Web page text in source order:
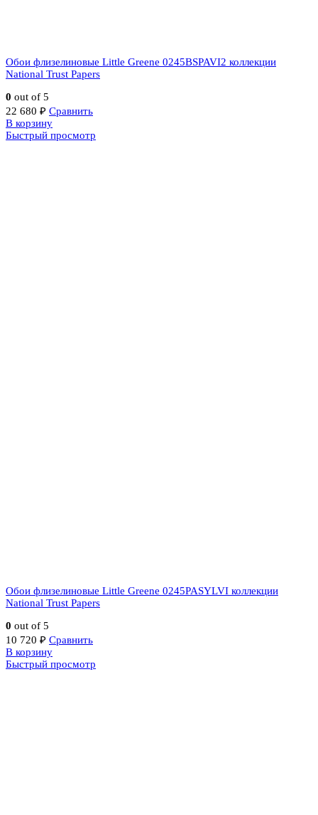
Обои флизелиновые Little Greene 0245BSPAVI2 коллекции
National Trust Papers
0 out of 5
22 680 ₽ Сравнить
В корзину
Быстрый просмотр
Обои флизелиновые Little Greene 0245PASYLVI коллекции
National Trust Papers
0 out of 5
10 720 ₽ Сравнить
В корзину
Быстрый просмотр